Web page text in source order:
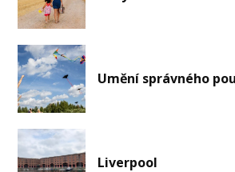
Umění správného
Liverpool